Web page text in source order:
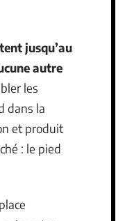
jusqu’au
autre
les
dans la
et produit
: le pied